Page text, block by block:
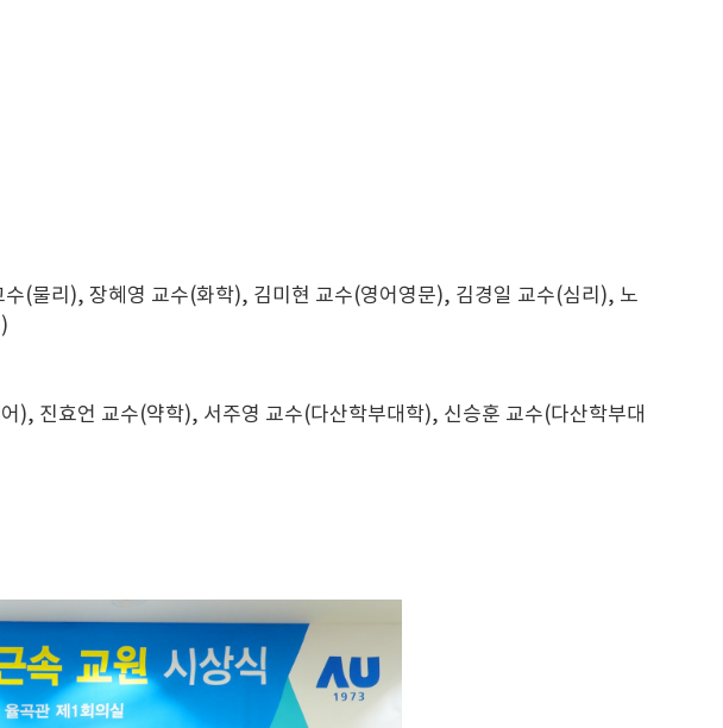
(물리), 장혜영 교수(화학), 김미현 교수(영어영문), 김경일 교수(심리), 노
), 진효언 교수(약학), 서주영 교수(다산학부대학), 신승훈 교수(다산학부대